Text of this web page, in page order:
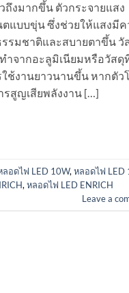
งมากขึ้น ตัวกระจายแสง
แบบขุ่น ซึ่งช่วยให้แสงมีค
รมชาติและสบายตาขึ้น วั
ำจากอะลูมิเนียมหรือวัสดุ
ช้งานยาวนานขึ้น หากตัว
สูญเสียพลังงาน […]
ลอดไฟ LED 10W, หลอดไฟ LED
, หลอดไฟ LED ENRICH
Leave a